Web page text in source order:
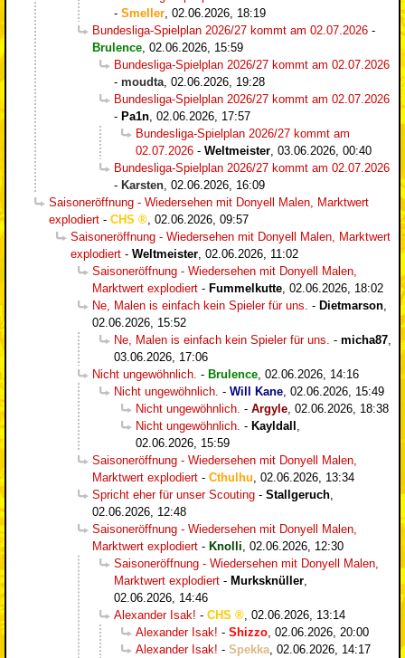
- Smeller, 02.06.2026, 18:19
Bundesliga-Spielplan 2026/27 kommt am 02.07.2026 -
Brulence, 02.06.2026, 15:59
Bundesliga-Spielplan 2026/27 kommt am 02.07.2026
- moudta, 02.06.2026, 19:28
Bundesliga-Spielplan 2026/27 kommt am 02.07.2026
- Pa1n, 02.06.2026, 17:57
Bundesliga-Spielplan 2026/27 kommt am
02.07.2026 - Weltmeister, 03.06.2026, 00:40
Bundesliga-Spielplan 2026/27 kommt am 02.07.2026
- Karsten, 02.06.2026, 16:09
Saisoneröffnung - Wiedersehen mit Donyell Malen, Marktwert
explodiert - CHS , 02.06.2026, 09:57
Saisoneröffnung - Wiedersehen mit Donyell Malen, Marktwert
explodiert - Weltmeister, 02.06.2026, 11:02
Saisoneröffnung - Wiedersehen mit Donyell Malen,
Marktwert explodiert - Fummelkutte, 02.06.2026, 18:02
Ne, Malen is einfach kein Spieler für uns. - Dietmarson,
02.06.2026, 15:52
Ne, Malen is einfach kein Spieler für uns. - micha87,
03.06.2026, 17:06
Nicht ungewöhnlich. - Brulence, 02.06.2026, 14:16
Nicht ungewöhnlich. - Will Kane, 02.06.2026, 15:49
Nicht ungewöhnlich. - Argyle, 02.06.2026, 18:38
Nicht ungewöhnlich. - Kayldall ,
02.06.2026, 15:59
Saisoneröffnung - Wiedersehen mit Donyell Malen,
Marktwert explodiert - Cthulhu, 02.06.2026, 13:34
Spricht eher für unser Scouting - Stallgeruch,
02.06.2026, 12:48
Saisoneröffnung - Wiedersehen mit Donyell Malen,
Marktwert explodiert - Knolli, 02.06.2026, 12:30
Saisoneröffnung - Wiedersehen mit Donyell Malen,
Marktwert explodiert - Murksknüller,
02.06.2026, 14:46
Alexander Isak! - CHS , 02.06.2026, 13:14
Alexander Isak! - Shizzo, 02.06.2026, 20:00
Alexander Isak! - Spekka, 02.06.2026, 14:17